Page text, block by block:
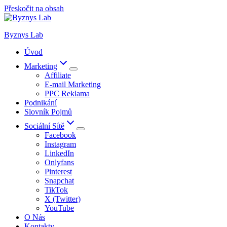
Přeskočit na obsah
Byznys Lab
Úvod
Marketing
Affiliate
E-mail Marketing
PPC Reklama
Podnikání
Slovník Pojmů
Sociální Sítě
Facebook
Instagram
LinkedIn
Onlyfans
Pinterest
Snapchat
TikTok
X (Twitter)
YouTube
O Nás